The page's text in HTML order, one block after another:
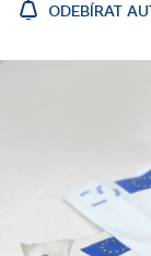
ODEBÍRAT